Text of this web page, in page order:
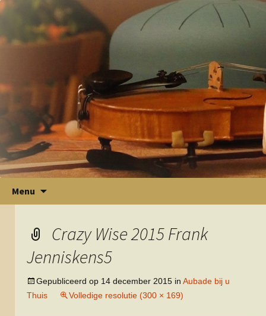
Menu
inhoud
Crazy Wise 2015 Frank
Jenniskens5
Gepubliceerd op 14 december 2015 in Aubade bij u
Thuis
Volledige resolutie (300 × 169)